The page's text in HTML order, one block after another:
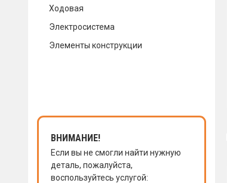
ЗАКАЗАТЬ ЗВОНОК
Ходовая
Электросистема
Элементы конструкции
ВНИМАНИЕ!
Если вы не смогли найти нужную
деталь, пожалуйста,
воспользуйтесь услугой: